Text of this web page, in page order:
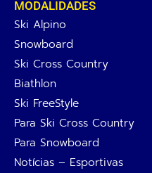
MODALIDADES
Ski Alpino
Snowboard
Ski Cross Country
Biathlon
Ski FreeStyle
Para Ski Cross Country
Para Snowboard
Notícias – Esportivas